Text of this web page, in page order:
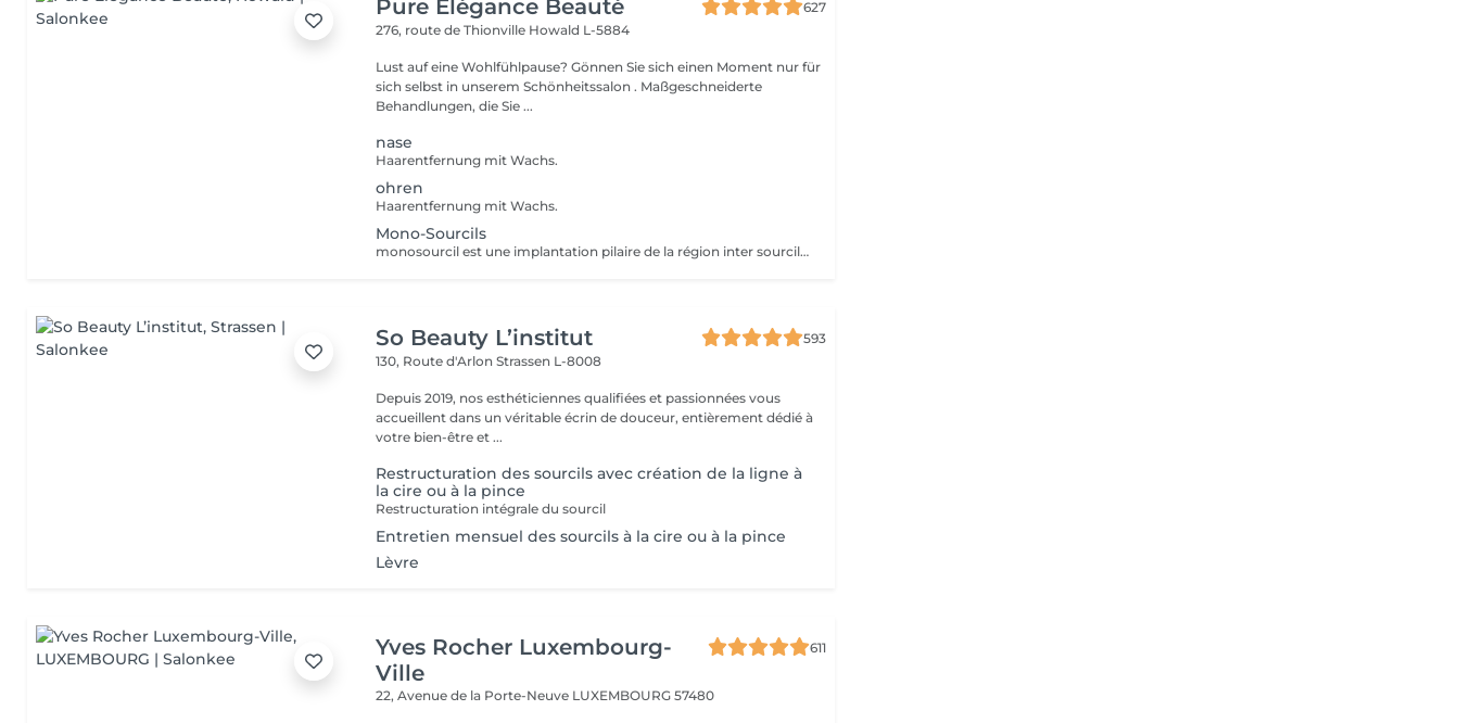
Pure Elégance Beauté
627
276, route de Thionville Howald L-5884
Lust auf eine Wohlfühlpause? Gönnen Sie sich einen Moment nur für
sich selbst in unserem Schönheitssalon . Maßgeschneiderte
Behandlungen, die Sie ...
nase
Haarentfernung mit Wachs.
ohren
Haarentfernung mit Wachs.
Mono-Sourcils
monosourcil est une implantation pilaire de la région inter sourcilière, caractérisée par la confluence des deux sourcils à la base du nez.
So Beauty L’institut
593
130, Route d'ArlonStrassen L-8008
Depuis 2019, nos esthéticiennes qualifiées et passionnées vous
accueillent dans un véritable écrin de douceur, entièrement dédié à
votre bien-être et ...
Restructuration des sourcils avec création de la ligne à
la cire ou à la pince
Restructuration intégrale du sourcil
Entretien mensuel des sourcils à la cire ou à la pince
Lèvre
Yves Rocher Luxembourg-
Ville
611
22, Avenue de la Porte-Neuve LUXEMBOURG 57480